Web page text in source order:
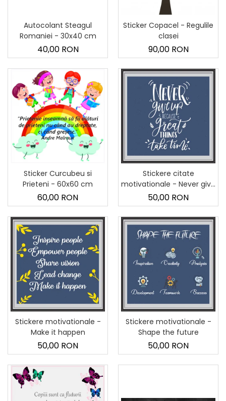
Stickere Cu Model Repetitiv
Stickere Perete Pentru Camera
Stickere Pentru Bucatarie
Stickere pentru Usi
Stickere pentru Scari
Stickere pentru Podea
Stickere Semnalistica
Stickere Panou Poze
Autocolant Steagul
Romaniei - 30x40 cm
40,00 RON
Sticker Copacel - Regulile
clasei
90,00 RON
Sticker Curcubeu si
Prieteni - 60x60 cm
60,00 RON
Stickere citate
motivationale - Never give
up
50,00 RON
Stickere motivationale -
Make it happen
50,00 RON
Stickere motivationale -
Shape the future
50,00 RON